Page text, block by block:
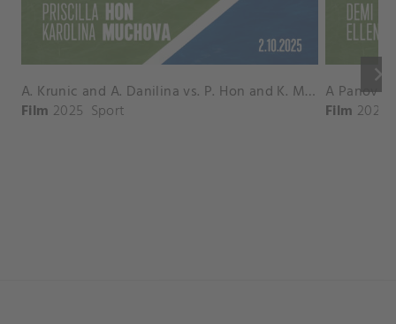
keyboard_arrow_right
A. Krunic and A. Danilina vs. P. Hon and K. Muchova Match Highlights - BEIJING_Capital Group Diamond ( October 02, 2025)
Film 2025 Sport Film 2026